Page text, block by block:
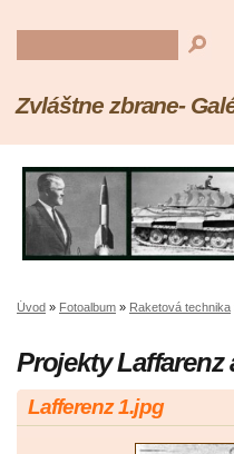
Zvláštne zbrane-
Úvod » Fotoalbum » Raketová technika
Projekty Laffarenz
Lafferenz 1.jpg